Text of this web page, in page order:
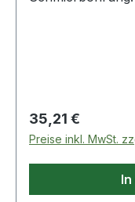
Regulärer Preis:
35,21 €
Preise inkl. MwSt.